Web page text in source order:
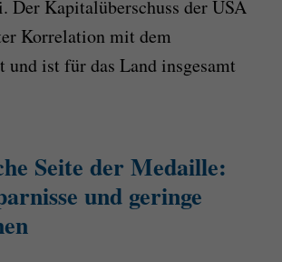
Der Kapitalüberschuss der USA
Korrelation mit dem
und ist für das Land insgesamt
Seite der Medaille:
und geringe